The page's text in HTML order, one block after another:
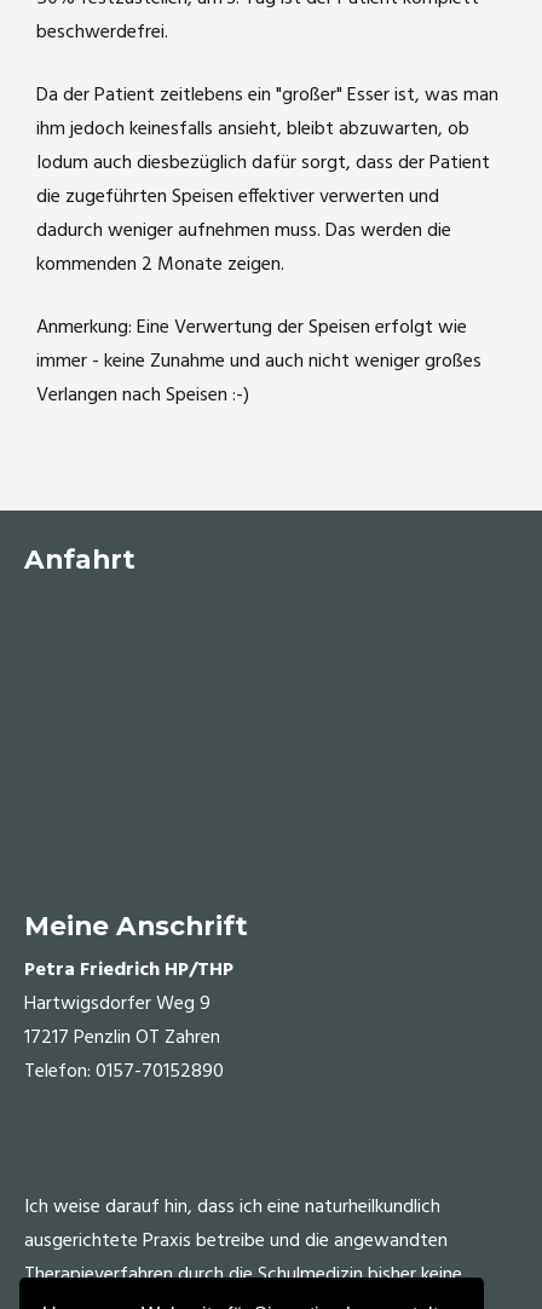
beschwerdefrei.
Da der Patient zeitlebens ein "großer" Esser ist, was man
ihm jedoch keinesfalls ansieht, bleibt abzuwarten, ob
Iodum auch diesbezüglich dafür sorgt, dass der Patient
die zugeführten Speisen effektiver verwerten und
dadurch weniger aufnehmen muss. Das werden die
kommenden 2 Monate zeigen.
Anmerkung: Eine Verwertung der Speisen erfolgt wie
immer - keine Zunahme und auch nicht weniger großes
Verlangen nach Speisen :-)
Anfahrt
Meine Anschrift
Petra Friedrich HP/THP
Hartwigsdorfer Weg 9
17217 Penzlin OT Zahren
Telefon: 0157-70152890
Ich weise darauf hin, dass ich eine naturheilkundlich
ausgerichtete Praxis betreibe und die angewandten
Therapieverfahren durch die Schulmedizin bisher keine